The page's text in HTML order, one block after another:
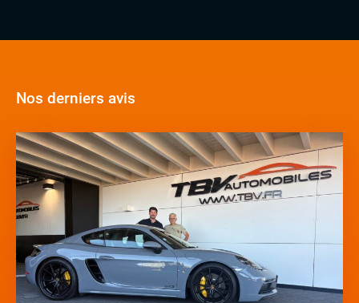
Nos derniers avis